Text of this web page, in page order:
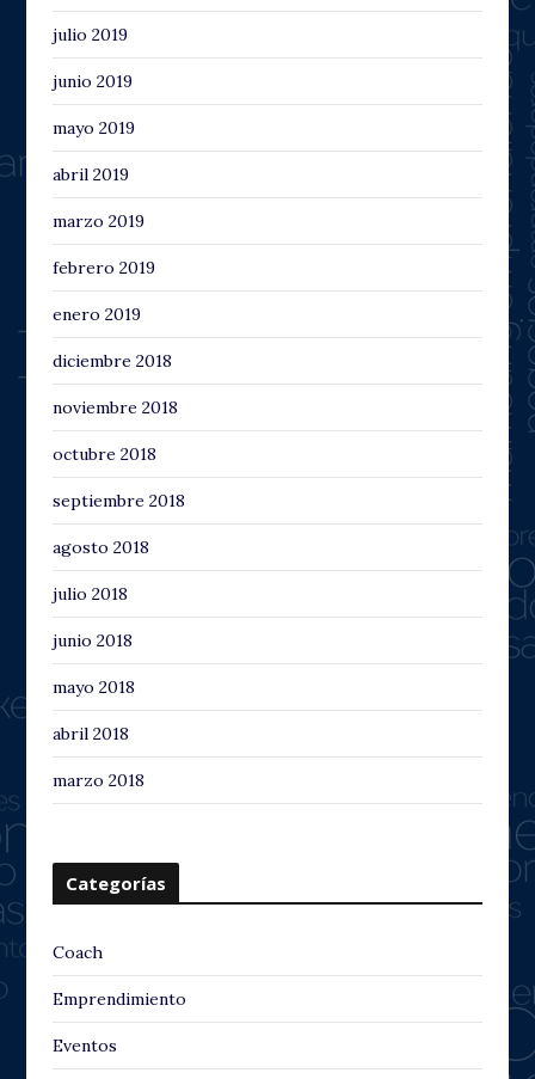
julio 2019
junio 2019
mayo 2019
abril 2019
marzo 2019
febrero 2019
enero 2019
diciembre 2018
noviembre 2018
octubre 2018
septiembre 2018
agosto 2018
julio 2018
junio 2018
mayo 2018
abril 2018
marzo 2018
Categorías
Coach
Emprendimiento
Eventos